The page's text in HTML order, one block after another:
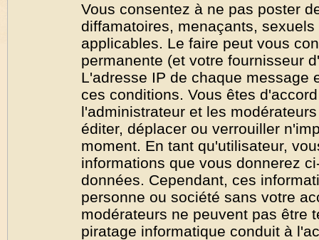
Vous consentez à ne pas poster
diffamatoires, menaçants,
applicables. Le faire peut vous
permanente (et votre fournisseur
L'adresse IP de chaque message
ces conditions. Vous êtes
l'administrateur et les
éditer, déplacer ou verrouiller
moment. En tant qu'utilisateur,
informations que vous donnerez
données. Cependant, ces
personne ou société sans votre
modérateurs ne peuvent pas être
piratage informatique conduit à